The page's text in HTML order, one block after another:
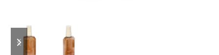
previous
slide
next
slide